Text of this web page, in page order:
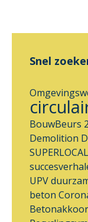
Snel
BouwBeurs
Demolition
SUPERLOCAL
UPV
beton